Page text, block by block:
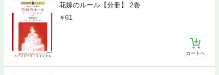
花嫁のルール【分冊】 2巻
61
カートへ